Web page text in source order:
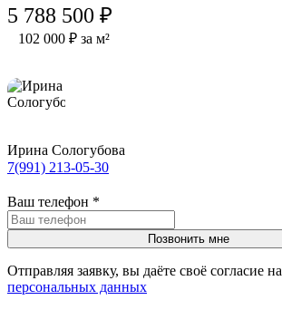
5 788 500 ₽
102 000 ₽ за м²
Ирина Сологубова
7(991) 213-05-30
Ваш телефон *
Отправляя заявку, вы даёте своё согласие на
персональных данных